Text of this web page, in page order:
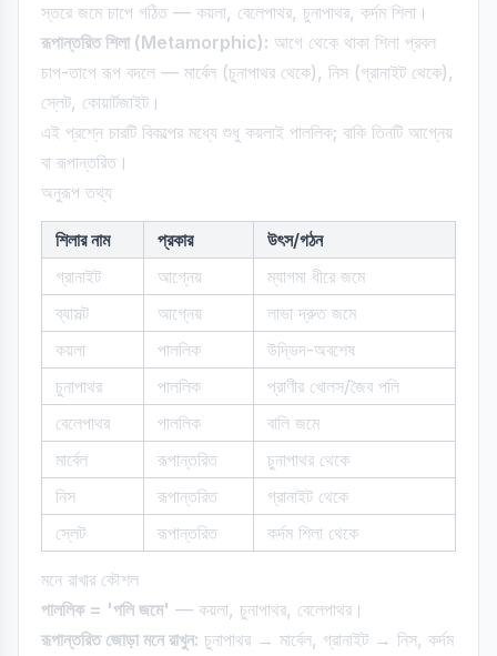
স্তরে জমে চাপে গঠিত — কয়লা, বেলেপাথর, চুনাপাথর, কর্দম শিলা।
রূপান্তরিত শিলা (Metamorphic): আগে থেকে থাকা শিলা প্রবল
চাপ-তাপে রূপ বদলে — মার্বেল (চুনাপাথর থেকে), নিস (গ্রানাইট থেকে),
স্লেট, কোয়ার্টজাইট।
এই প্রশ্নে চারটি বিকল্পের মধ্যে শুধু কয়লাই পাললিক; বাকি তিনটি আগ্নেয়
বা রূপান্তরিত।
অনুরূপ তথ্য
শিলার নাম প্রকার
উৎস/গঠন
গ্রানাইট
আগ্নেয়
ম্যাগমা ধীরে জমে
ব্যাসল্ট
আগ্নেয়
লাভা দ্রুত জমে
কয়লা
পাললিক
উদ্ভিদ-অবশেষ
চুনাপাথর
পাললিক
প্রাণীর খোলস/জৈব পলি
বেলেপাথর
পাললিক
বালি জমে
মার্বেল
রূপান্তরিত
চুনাপাথর থেকে
নিস
রূপান্তরিত
গ্রানাইট থেকে
স্লেট
রূপান্তরিত কর্দম শিলা থেকে
মনে রাখার কৌশল
পাললিক = 'পলি জমে' — কয়লা, চুনাপাথর, বেলেপাথর।
রূপান্তরিত জোড়া মনে রাখুন: চুনাপাথর → মার্বেল, গ্রানাইট → নিস, কর্দম